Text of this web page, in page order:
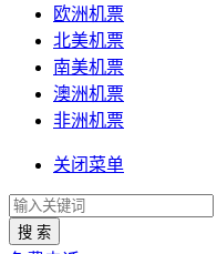
欧洲机票
北美机票
南美机票
澳洲机票
非洲机票
关闭菜单
搜 索